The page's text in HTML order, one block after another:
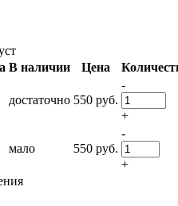
В наличии Цена
достаточно 550 руб.
-
+
мало 550 руб.
-
+